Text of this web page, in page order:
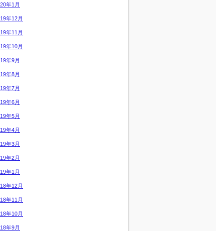
年1月
年12月
年11月
年10月
年9月
年8月
年7月
年6月
年5月
年4月
年3月
年2月
年1月
年12月
年11月
年10月
年9月